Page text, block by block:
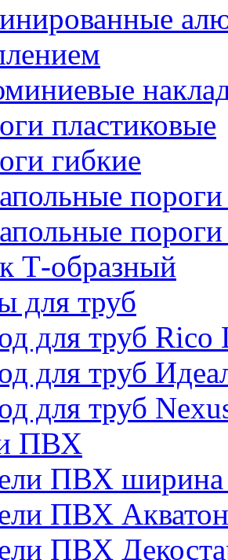
пластиковые
гибкие
Т-образный
для труб
для труб Rico
для труб
для труб
ПВХ
ПВХ ширина
ПВХ Акватон
ПВХ